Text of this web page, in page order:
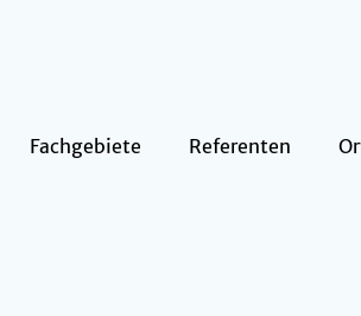
Fachgebiete Referenten